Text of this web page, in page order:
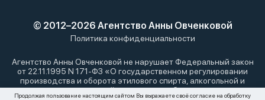
Политика конфиденциальности
© 2012–2026 Агентство Анны Овченковой
Агентство Анны Овченковой не нарушает Федеральный закон
от 22.11.1995 N 171-ФЗ «О государственном регулировании
производства и оборота этилового спирта, алкогольной и
спиртосодержащей продукции и об ограничении
Продолжая пользование настоящим сайтом Вы выражаете своё согласие на обработку